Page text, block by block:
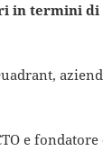
in termini
e